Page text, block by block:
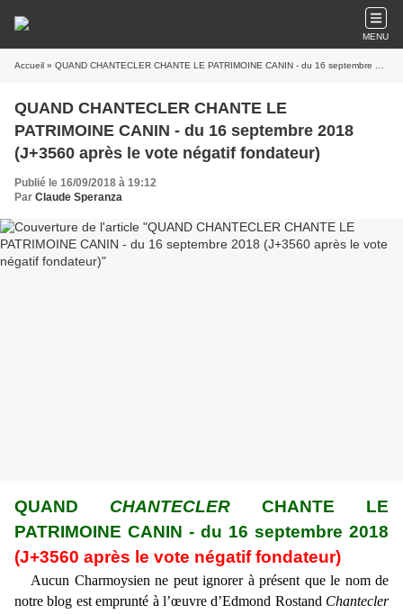
MENU
Accueil » QUAND CHANTECLER CHANTE LE PATRIMOINE CANIN - du 16 septembre 2018 (J+3560 après le vote négatif fondateur)
QUAND CHANTECLER CHANTE LE
PATRIMOINE CANIN - du 16 septembre 2018
(J+3560 après le vote négatif fondateur)
Publié le 16/09/2018 à 19:12
Par Claude Speranza
QUAND CHANTECLER CHANTE LE
PATRIMOINE CANIN - du 16 septembre 2018
(J+3560 après le vote négatif fondateur)
Aucun Charmoysien ne peut ignorer à présent que le nom de
notre blog est emprunté à l’œuvre d’Edmond Rostand Chantecler